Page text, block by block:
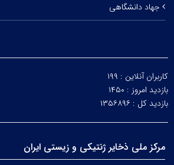
جهاد دانشگاهی
کاربران آنلاین : ۱۹۹
بازدید امروز : ۱۴۵۰
بازدید کل : ۱۳۵۶۸۹۶
مرکز ملی ذخایر ژنتیکی و زیستی ایران